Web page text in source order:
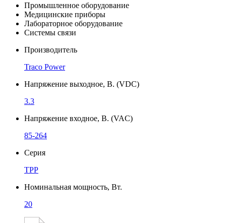
Промышленное оборудование
Медицинские приборы
Лабораторное оборудование
Системы связи
Производитель
Traco Power
Напряжение выходное, В. (VDC)
3.3
Напряжение входное, В. (VAC)
85-264
Серия
TPP
Номинальная мощность, Вт.
20